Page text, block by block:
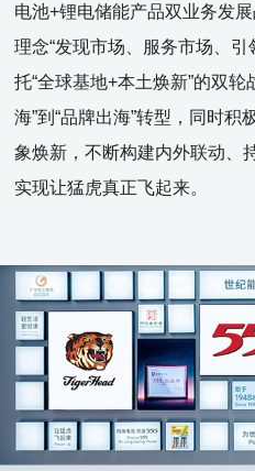
电池+锂电储能产品双业务发
理念“发现市场、服务市场、
托“全球基地+本土焕新”的双轮
海”到“品牌出海”转型，同时
象焕新，不断构建内外联动、
实现让猛虎真正飞起来。